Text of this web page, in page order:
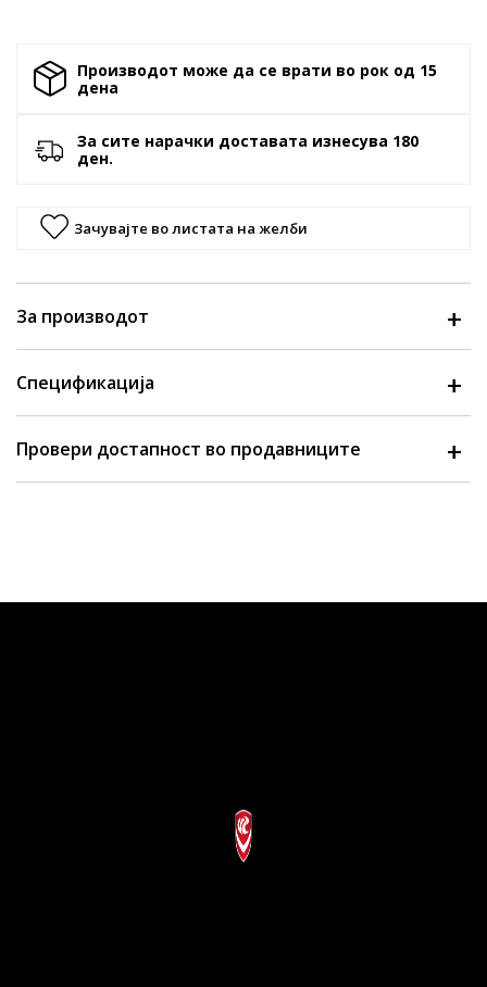
Производот може да се врати во рок од 15
денa
За сите нарачки доставата изнесува 180
ден.
Зачувајте во листата на желби
За производот
Спецификација
Провери достапност во продавниците